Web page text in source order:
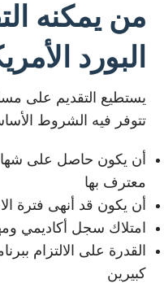
من يمكنه
البورد
يستطيع التقديم على
تتوفر فيه الشروط
أن يكون حاصل على
معترف بها
أن يكون قد أنهى فترة
امتلاك سجل أكاديمي
القدرة على الالتزام
كبيرين